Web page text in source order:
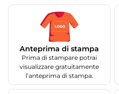
Anteprima di stampa
Prima di stampare potrai
visualizzare gratuitamente
l’anteprima di stampa.